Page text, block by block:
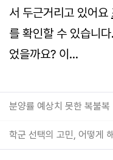
서 두근거리고 있어요
를 확인할 수 있습니
었을까요? 이...
분양률 예상치 못한 복불복
학군 선택의 고민, 어떻게